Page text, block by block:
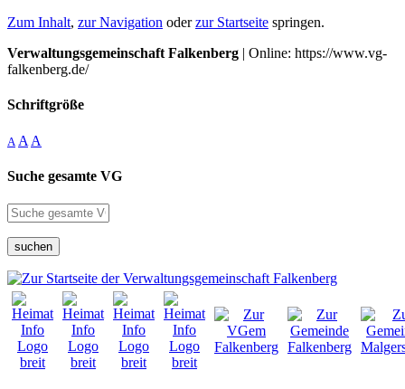
Zum Inhalt, zur Navigation oderzur Startseite springen.
Verwaltungsgemeinschaft Falkenberg | Online: https://www.vg-
falkenberg.de/
Schriftgröße
A A A
Suche gesamte VG
suchen